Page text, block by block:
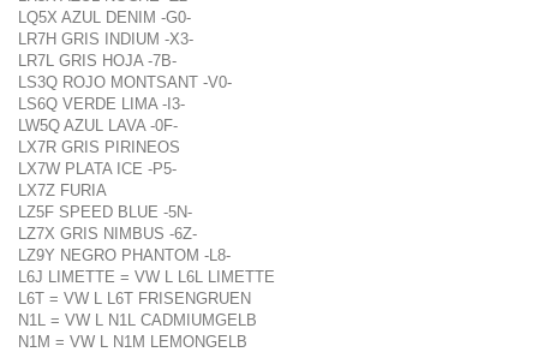
LQ5X AZUL DENIM -G0-
LR7H GRIS INDIUM -X3-
LR7L GRIS HOJA -7B-
LS3Q ROJO MONTSANT -V0-
LS6Q VERDE LIMA -I3-
LW5Q AZUL LAVA -0F-
LX7R GRIS PIRINEOS
LX7W PLATA ICE -P5-
LX7Z FURIA
LZ5F SPEED BLUE -5N-
LZ7X GRIS NIMBUS -6Z-
LZ9Y NEGRO PHANTOM -L8-
L6J LIMETTE = VW L L6L LIMETTE
L6T = VW L L6T FRISENGRUEN
N1L = VW L N1L CADMIUMGELB
N1M = VW L N1M LEMONGELB